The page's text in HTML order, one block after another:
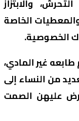
والابتزاز
والمعطيات الخاصة
الخصوصية.
غير المادي،
من النساء إلى
عليهن الصمت